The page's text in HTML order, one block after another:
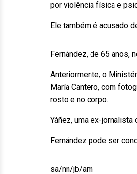
por violência física e
Ele também é acusado
Fernández, de 65 anos,
Anteriormente, o
María Cantero, com
rosto e no corpo.
Yáñez, uma ex-
Fernández pode ser
sa/nn/jb/am